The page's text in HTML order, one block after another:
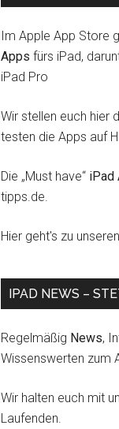
Im Apple App Store
Apps fürs iPad,
iPad Pro
Wir stellen euch hier
testen die Apps auf
Die „Must have“ iPad
tipps.de.
Hier geht's zu unseren
IPAD NEWS –
Regelmäßig News,
Wissenswerten zum
Wir halten euch mit
Laufenden.